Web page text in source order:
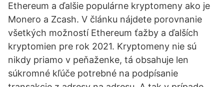
Ethereum a ďalšie populárne kryptomeny ako je
Monero a Zcash. V článku nájdete porovnanie
všetkých možností Ethereum ťažby a ďalších
kryptomien pre rok 2021. Kryptomeny nie sú
nikdy priamo v peňaženke, tá obsahuje len
súkromné kľúče potrebné na podpísanie